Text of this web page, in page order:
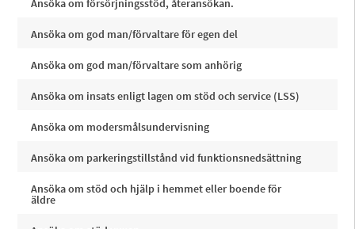
Ansöka om försörjningsstöd, återansökan.
Ansöka om god man/förvaltare för egen del
Ansöka om god man/förvaltare som anhörig
Ansöka om insats enligt lagen om stöd och service (LSS)
Ansöka om modersmålsundervisning
Ansöka om parkeringstillstånd vid funktionsnedsättning
Ansöka om stöd och hjälp i hemmet eller boende för
äldre